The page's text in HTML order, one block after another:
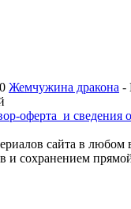
Жемчужина дракона -
оферта и сведения о
сайта в любом
и сохранением